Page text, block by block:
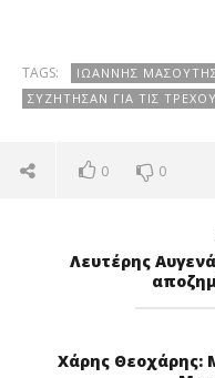
TAGS:
ΙΩΆΝΝΗΣ
ΣΥΖΉΤΗΣΑΝ ΓΙΑ ΤΙΣ
0 0
Λευτέρης
Χάρης Θεοχάρης: